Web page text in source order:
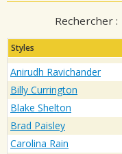
Rechercher :
Styles
Anirudh Ravichander
Billy Currington
Blake Shelton
Brad Paisley
Carolina Rain